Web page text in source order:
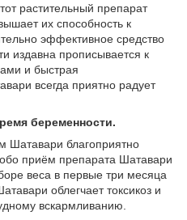
растительный препарат
их способность к
эффективное средство
издавна прописывается к
и быстрая
всегда приятно радует
беременности.
Шатавари благоприятно
приём препарата Шатавари
веса в первые три месяца
облегчает токсикоз и
вскармливанию.